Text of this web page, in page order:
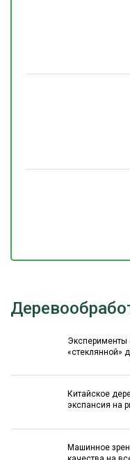
Эксперименты
«стеклянной»
Китайское
экспансия на
Машинное